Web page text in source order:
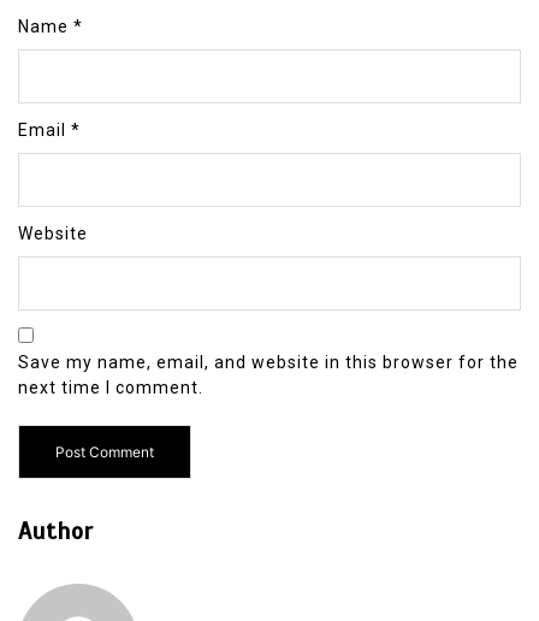
Name *
Email *
Website
Save my name, email, and website in this browser for the
next time I comment.
Author